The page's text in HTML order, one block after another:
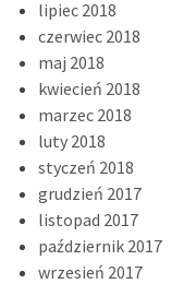
lipiec 2018
czerwiec 2018
maj 2018
kwiecień 2018
marzec 2018
luty 2018
styczeń 2018
grudzień 2017
listopad 2017
październik 2017
wrzesień 2017